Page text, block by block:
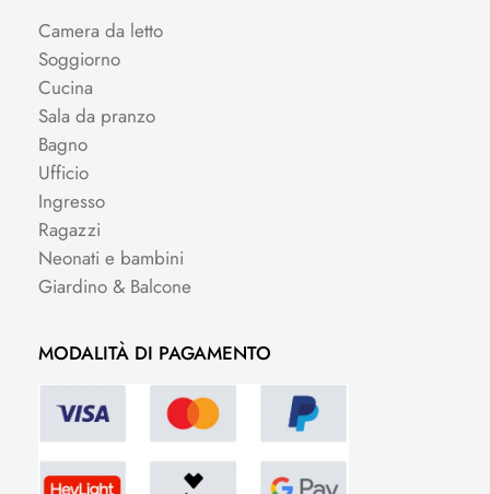
Camera da letto
Soggiorno
Cucina
Sala da pranzo
Bagno
Ufficio
Ingresso
Ragazzi
Neonati e bambini
Giardino & Balcone
MODALITÀ DI PAGAMENTO